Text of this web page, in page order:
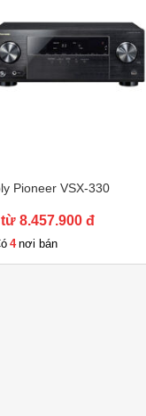
Pioneer VSX-330
8.457.900 đ
4 nơi bán